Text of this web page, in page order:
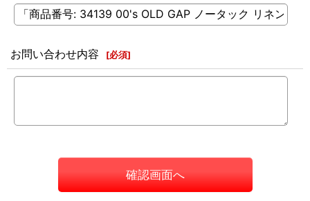
お問い合わせ内容 [必須]
確認画面へ